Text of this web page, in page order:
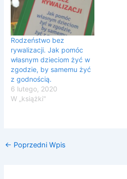
Rodzeństwo bez
rywalizacji. Jak pomóc
własnym dzieciom żyć w
zgodzie, by samemu żyć
z godnością.
6 lutego, 2020
W „książki"
← Poprzedni Wpis